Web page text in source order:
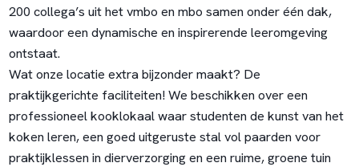
200 collega’s uit het vmbo en mbo samen onder één dak,
waardoor een dynamische en inspirerende leeromgeving
ontstaat.
Wat onze locatie extra bijzonder maakt? De
praktijkgerichte faciliteiten! We beschikken over een
professioneel kooklokaal waar studenten de kunst van het
koken leren, een goed uitgeruste stal vol paarden voor
praktijklessen in dierverzorging en een ruime, groene tuin